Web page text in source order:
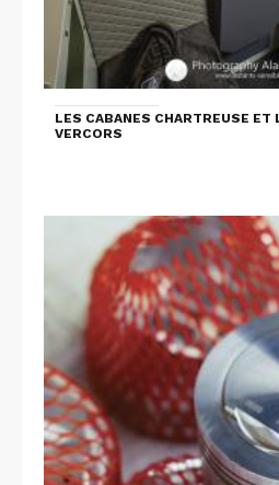
LES CABANES CHARTREUSE ET
VERCORS